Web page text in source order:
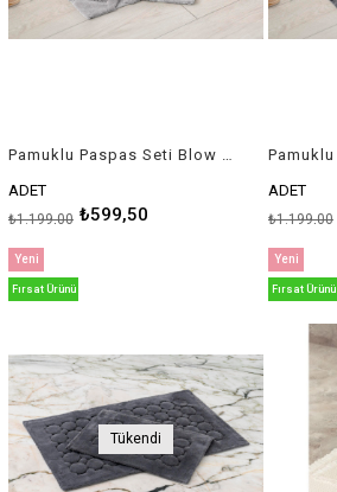
Pamuklu Paspas Seti Blow Açık Gri
ADET
₺599,50
₺1.199,00
ADET
₺1.199,00
Tükendi
Yeni
Ürün
Fırsat Ürünü
Yeni
Ürün
Fırsat Ürünü